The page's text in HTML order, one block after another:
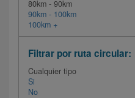
80km - 90km
90km - 100km
100km +
Filtrar por ruta circular:
Cualquier tipo
Si
No